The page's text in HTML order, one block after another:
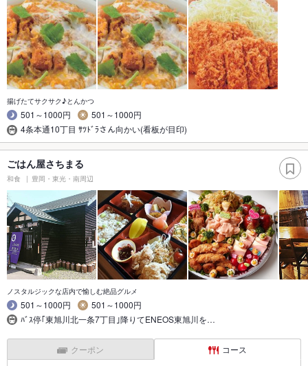
揚げたてサクサク♪とんかつ
501～1000円
501～1000円
4条本通10丁目 ｻﾂﾄﾞﾗさん向かい(看板が目印)
ごはん屋さちまる
和食 豊岡・東光・南周辺
ノスタルジックな店内で愉しむ絶品グルメ
501～1000円
501～1000円
ﾊﾞｽ停｢東旭川北一条7丁目｣降りてENEOS東旭川を…
クーポン コース